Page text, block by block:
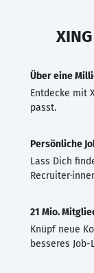
Über eine
Entdecke mit
passt.
Persönliche
Lass Dich
21 Mio.
Knüpf neue
besseres Job-